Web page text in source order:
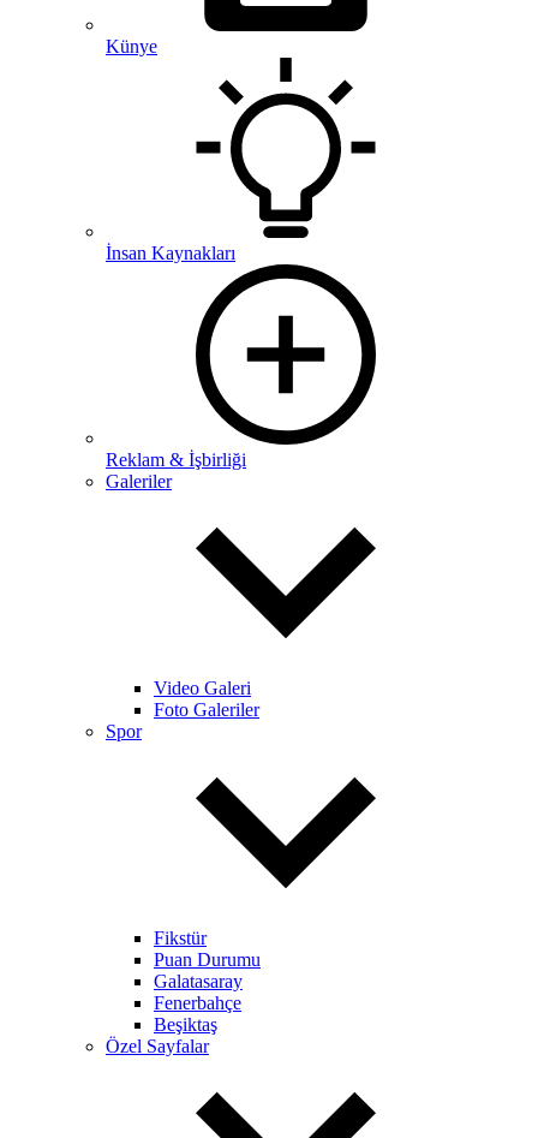
Künye
İnsan Kaynakları
Reklam & İşbirliği
Galeriler
Video Galeri
Foto Galeriler
Spor
Fikstür
Puan Durumu
Galatasaray
Fenerbahçe
Beşiktaş
Özel Sayfalar